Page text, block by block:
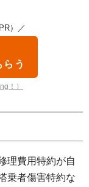
）／
う
！）
理費用特約が自
乗者傷害特約な